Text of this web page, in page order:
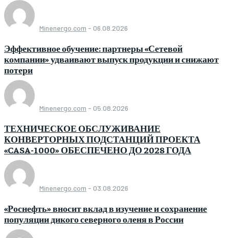
Minenergo.com - 06.08.2026
Эффективное обучение: партнеры «Сетевой
компании» удваивают выпуск продукции и снижают
потери
Minenergo.com - 05.08.2026
ТЕХНИЧЕСКОЕ ОБСЛУЖИВАНИЕ
КОНВЕРТОРНЫХ ПОДСТАНЦИЙ ПРОЕКТА
«CASA-1000» ОБЕСПЕЧЕНО ДО 2028 ГОДА
Minenergo.com - 03.08.2026
«Роснефть» вносит вклад в изучение и сохранение
популяции дикого северного оленя в России